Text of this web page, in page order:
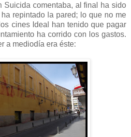
Suicida comentaba, al final ha sido
repintado la pared; lo que no me
cines Ideal han tenido que pagar
ha corrido con los gastos.
a mediodía era éste: